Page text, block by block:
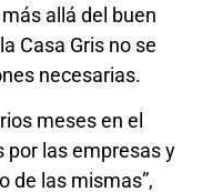
allá del buen
Casa Gris no se
necesarias.
meses en el
por las empresas y
de las mismas”,